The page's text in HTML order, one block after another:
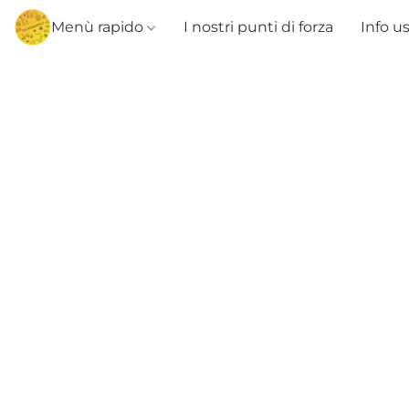
Menù rapido I nostri punti di forza Info